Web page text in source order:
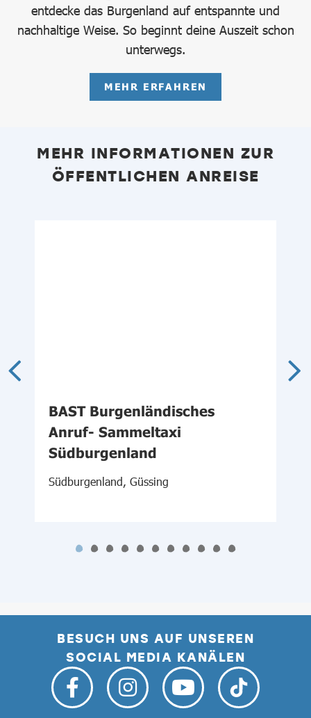
entdecke das Burgenland auf entspannte und
nachhaltige Weise. So beginnt deine Auszeit schon
unterwegs.
MEHR ERFAHREN
MEHR INFORMATIONEN ZUR
ÖFFENTLICHEN ANREISE
BAST Burgenländisches
Anruf- Sammeltaxi
Südburgenland
Südburgenland, Güssing
BESUCH UNS AUF UNSEREN
SOCIAL MEDIA KANÄLEN